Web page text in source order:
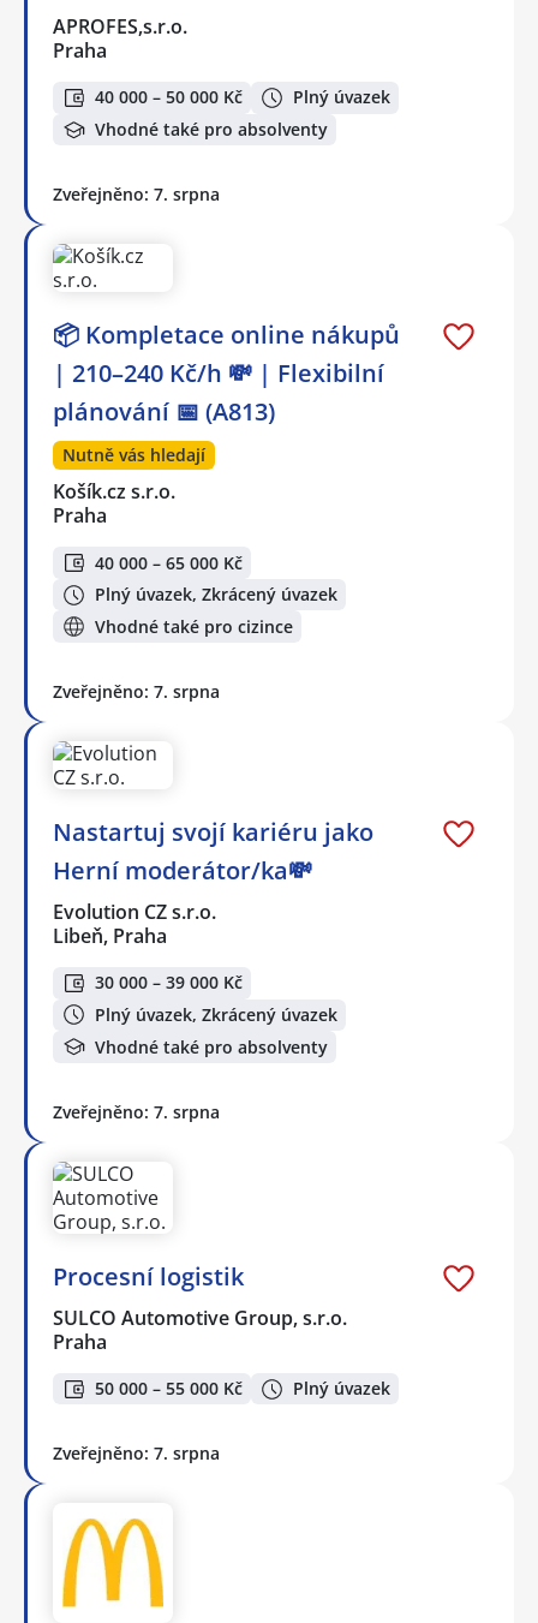
APROFES,s.r.o.
Praha
40 000 – 50 000 Kč
Plný úvazek
Vhodné také pro absolventy
Zveřejněno: 7. srpna
📦 Kompletace online nákupů
| 210–240 Kč/h 💸 | Flexibilní
plánování 📅 (A813)
Nutně vás hledají
Košík.cz s.r.o.
Praha
40 000 – 65 000 Kč
Plný úvazek, Zkrácený úvazek
Vhodné také pro cizince
Zveřejněno: 7. srpna
Nastartuj svojí kariéru jako
Herní moderátor/ka💸
Evolution CZ s.r.o.
Libeň, Praha
30 000 – 39 000 Kč
Plný úvazek, Zkrácený úvazek
Vhodné také pro absolventy
Zveřejněno: 7. srpna
Procesní logistik
SULCO Automotive Group, s.r.o.
Praha
50 000 – 55 000 Kč Plný úvazek
Zveřejněno: 7. srpna